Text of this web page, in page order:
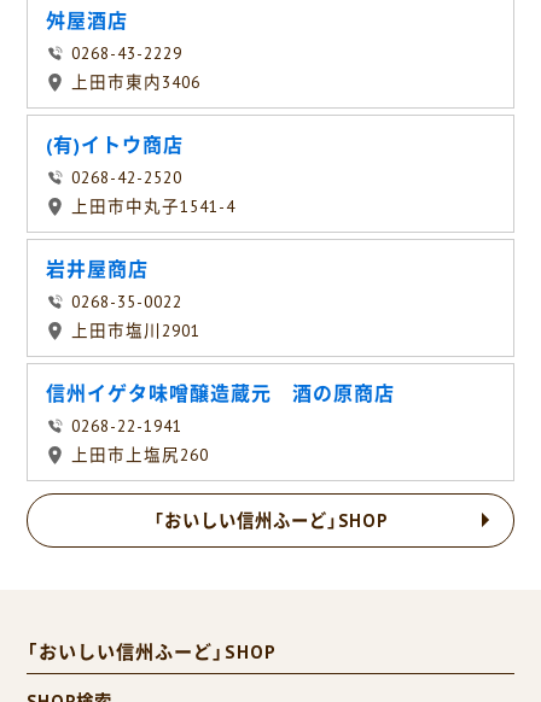
舛屋酒店
0268-43-2229
上田市東内3406
(有)イトウ商店
0268-42-2520
上田市中丸子1541-4
岩井屋商店
0268-35-0022
上田市塩川2901
信州イゲタ味噌醸造蔵元 酒の原商店
0268-22-1941
上田市上塩尻260
「おいしい信州ふーど」SHOP
「おいしい信州ふーど」SHOP